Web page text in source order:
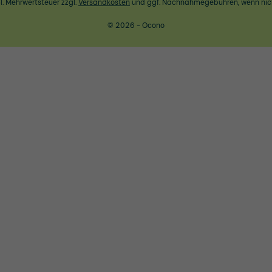
Mehrwertsteuer zzgl.Versandkosten und ggf. Nachnahmegebühren, wenn
© 2026 - Ocono